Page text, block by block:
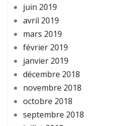
juin 2019
avril 2019
mars 2019
février 2019
janvier 2019
décembre 2018
novembre 2018
octobre 2018
septembre 2018